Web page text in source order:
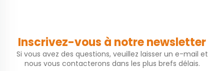
Inscrivez-vous à notre newsletter
Si vous avez des questions, veuillez laisser un e-mail et
nous vous contacterons dans les plus brefs délais.